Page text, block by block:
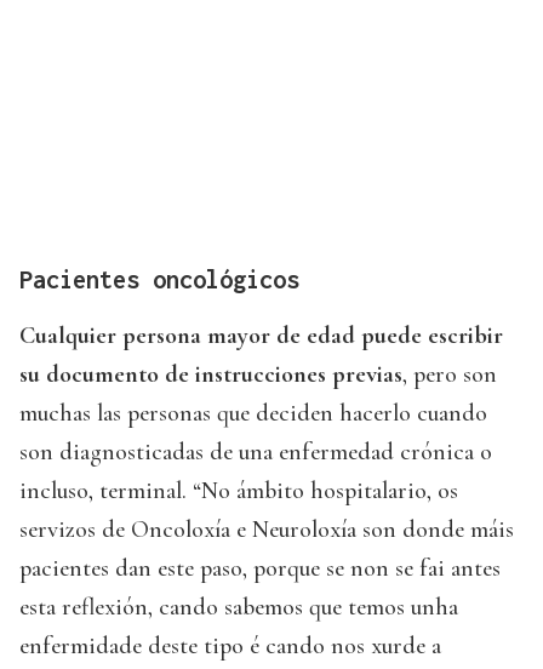
Pacientes oncológicos
Cualquier persona mayor de edad puede escribir
su documento de instrucciones previas, pero son
muchas las personas que deciden hacerlo cuando
son diagnosticadas de una enfermedad crónica o
incluso, terminal. “No ámbito hospitalario, os
servizos de Oncoloxía e Neuroloxía son donde máis
pacientes dan este paso, porque se non se fai antes
esta reflexión, cando sabemos que temos unha
enfermidade deste tipo é cando nos xurde a